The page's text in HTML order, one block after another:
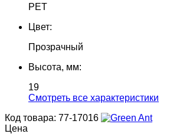
PET
Цвет:
Прозрачный
Высота, мм:
19
Cмотреть все характеристики
Код товара: 77-17016
Цена